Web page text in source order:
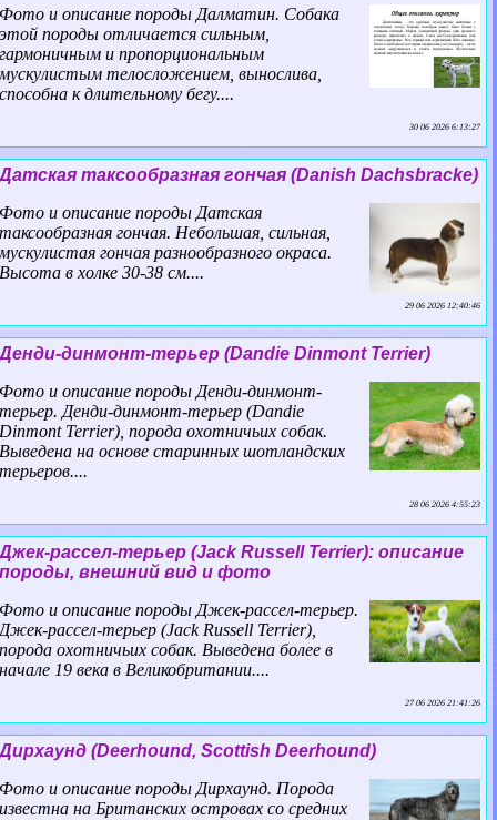
Фото и описание породы Далматин. Собака
этой породы отличается сильным,
гармоничным и пропорциональным
мускулистым телосложением, вынослива,
способна к длительному бегу....
30 06 2026 6:13:27
Датская таксообразная гончая (Danish Dachsbracke)
Фото и описание породы Датская
таксообразная гончая. Небольшая, сильная,
мускулистая гончая разнообразного окраса.
Высота в холке 30-38 см....
29 06 2026 12:40:46
Денди-динмонт-терьер (Dandie Dinmont Terrier)
Фото и описание породы Денди-динмонт-
терьер. Денди-динмонт-терьер (Dandie
Dinmont Terrier), порода охотничьих собак.
Выведена на основе старинных шотландских
терьеров....
28 06 2026 4:55:23
Джек-рассел-терьер (Jack Russell Terrier): описание
породы, внешний вид и фото
Фото и описание породы Джек-рассел-терьер.
Джек-рассел-терьер (Jack Russell Terrier),
порода охотничьих собак. Выведена более в
начале 19 века в Великобритании....
27 06 2026 21:41:26
Дирхаунд (Deerhound, Scottish Deerhound)
Фото и описание породы Дирхаунд. Порода
известна на Британских островах со средних